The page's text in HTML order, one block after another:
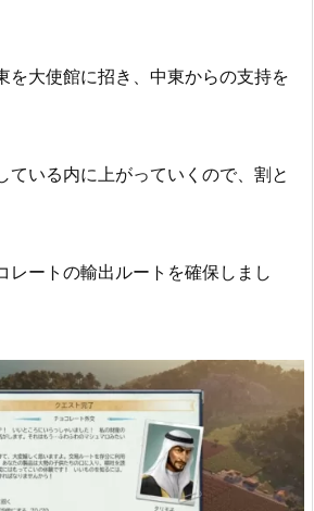
を大使館に招き、中東からの支持を
ている内に上がっていくので、割と
レートの輸出ルートを確保しまし